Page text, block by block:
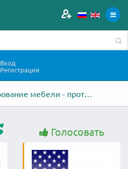
Вход
Регистрация
Баттл твипов - проектирование мебели - против - Переведу контент для
Голосовать